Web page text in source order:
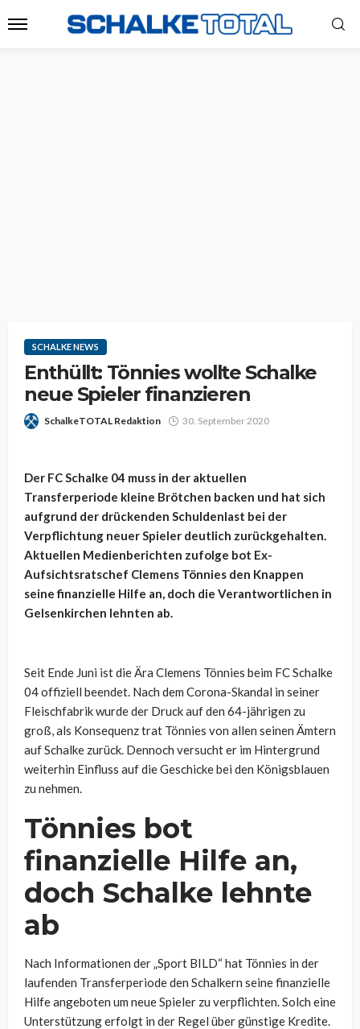
SCHALKE NEWS
Enthüllt: Tönnies wollte Schalke
neue Spieler finanzieren
SchalkeTOTAL Redaktion 30. September 2020
Der FC Schalke 04 muss in der aktuellen
Transferperiode kleine Brötchen backen und hat sich
aufgrund der drückenden Schuldenlast bei der
Verpflichtung neuer Spieler deutlich zurückgehalten.
Aktuellen Medienberichten zufolge bot Ex-
Aufsichtsratschef Clemens Tönnies den Knappen
seine finanzielle Hilfe an, doch die Verantwortlichen in
Gelsenkirchen lehnten ab.
Seit Ende Juni ist die Ära Clemens Tönnies beim FC Schalke
04 offiziell beendet. Nach dem Corona-Skandal in seiner
Fleischfabrik wurde der Druck auf den 64-jährigen zu
groß, als Konsequenz trat Tönnies von allen seinen Ämtern
auf Schalke zurück. Dennoch versucht er im Hintergrund
weiterhin Einfluss auf die Geschicke bei den Königsblauen
zu nehmen.
Tönnies bot
finanzielle Hilfe an,
doch Schalke lehnte
ab
Nach Informationen der „Sport BILD“ hat Tönnies in der
laufenden Transferperiode den Schalkern seine finanzielle
Hilfe angeboten um neue Spieler zu verpflichten. Solch eine
Unterstützung erfolgt in der Regel über günstige Kredite.